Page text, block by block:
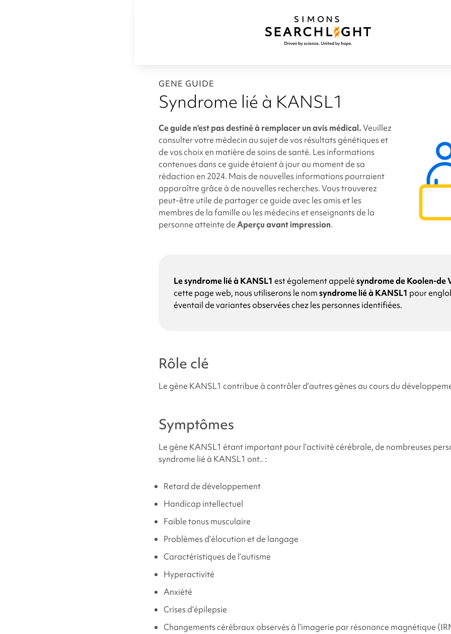
GENE GUIDE
Syndrome lié à KANSL1
Ce guide n'est pas destiné à remplacer un avis médical.Veuillez
consulter votre médecin au sujet de vos résultats génétiques et
de vos choix en matière de soins de santé. Les informations
contenues dans ce guide étaient à jour au moment de sa
rédaction en 2024. Mais de nouvelles informations pourraient
apparaître grâce à de nouvelles recherches. Vous trouverez
peut-être utile de partager ce guide avec les amis et les
membres de la famille ou les médecins et enseignants de la
personne atteinte deAperçu avant impression.
Le syndrome lié à KANSL1 est également appelésyndrome de Koolen-de
cette page web, nous utiliserons le nomsyndrome lié à KANSL1 pour
éventail de variantes observées chez les personnes identifiées.
Rôle clé
Le gène KANSL1 contribue à contrôler d’autres gènes au cours du
Symptômes
Le gène KANSL1 étant important pour l’activité cérébrale, de nombreuses
syndrome lié à KANSL1 ont.. :
Retard de développement
Handicap intellectuel
Faible tonus musculaire
Problèmes d’élocution et de langage
Caractéristiques de l’autisme
Hyperactivité
Anxiété
Crises d’épilepsie
Changements cérébraux observés à l’imagerie par résonance magnétique